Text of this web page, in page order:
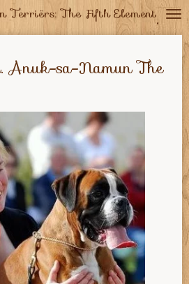
Terriërs: The Fifth Element
sa-Namun The